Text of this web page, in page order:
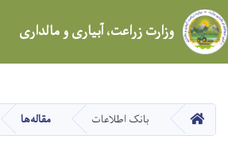
main
content
وزارت زراعت، آبیاری و مالداری
HOME بانک اطلاعات مقاله‌ها